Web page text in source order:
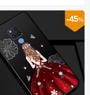
-45%